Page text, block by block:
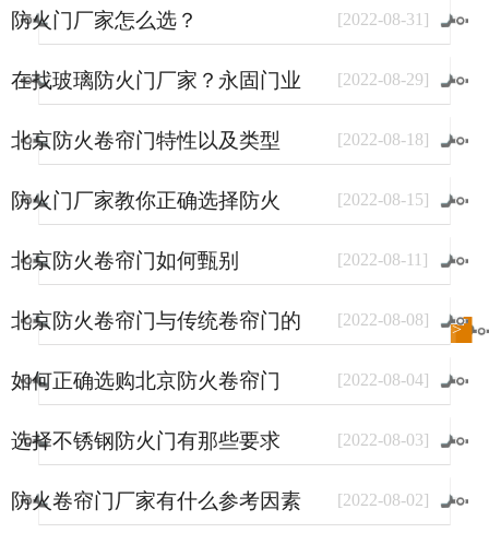
防火门厂家怎么选？ [2022-08-31 ]
在找玻璃防火门厂家？永固门业
了解一下。
[2022-08-29]
北京防火卷帘门特性以及类型 [2022-08-18]
防火门厂家教你正确选择防火
门？
[2022-08-15]
北京防火卷帘门如何甄别 [2022-08-11 ]
北京防火卷帘门与传统卷帘门的
区别
[2022-08-08]
如何正确选购北京防火卷帘门 [2022-08-04]
选择不锈钢防火门有那些要求 [2022-08-03]
防火卷帘门厂家有什么参考因素 [2022-08-02]
进入新闻 频道>>